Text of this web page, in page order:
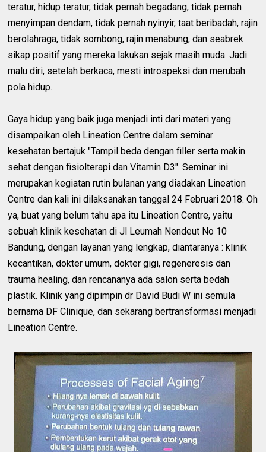
teratur, hidup teratur, tidak pernah begadang, tidak pernah
menyimpan dendam, tidak pernah nyinyir, taat beribadah, rajin
berolahraga, tidak sombong, rajin menabung, dan seabrek
sikap positif yang mereka lakukan sejak masih muda. Jadi
malu diri, setelah berkaca, mesti introspeksi dan merubah
pola hidup.
Gaya hidup yang baik juga menjadi inti dari materi yang
disampaikan oleh Lineation Centre dalam seminar
kesehatan bertajuk "Tampil beda dengan filler serta makin
sehat dengan fisiolterapi dan Vitamin D3". Seminar ini
merupakan kegiatan rutin bulanan yang diadakan Lineation
Centre dan kali ini dilaksanakan tanggal 24 Februari 2018. Oh
ya, buat yang belum tahu apa itu Lineation Centre, yaitu
sebuah klinik kesehatan di Jl Leumah Nendeut No 10
Bandung, dengan layanan yang lengkap, diantaranya : klinik
kecantikan, dokter umum, dokter gigi, regeneresis dan
trauma healing, dan rencananya ada salon serta bedah
plastik. Klinik yang dipimpin dr David Budi W ini semula
bernama DF Clinique, dan sekarang bertransformasi menjadi
Lineation Centre.